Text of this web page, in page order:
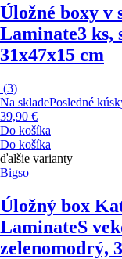
Úložné boxy v
Laminate3 ks,
31x47x15 cm
(3)
Na skladePosledné
39,90 €
Do košíka
Do košíka
ďalšie varianty
Bigso
Úložný box
LaminateS
zelenomodrý,